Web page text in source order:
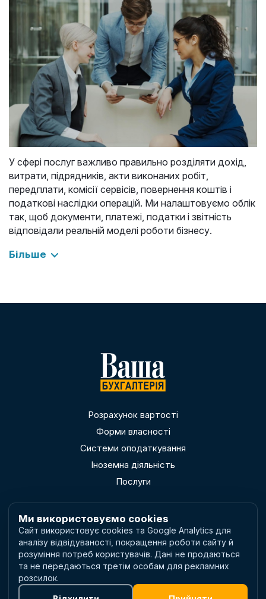
У сфері послуг важливо правильно розділяти дохід,
витрати, підрядників, акти виконаних робіт,
передплати, комісії сервісів, повернення коштів і
податкові наслідки операцій. Ми налаштовуємо облік
так, щоб документи, платежі, податки і звітність
відповідали реальній моделі роботи бізнесу.
Більше
Розрахунок вартості
Форми власності
Системи оподаткування
Іноземна діяльність
Послуги
Політика приватності
Умови використання
Налаштування cookies
Ми використовуємо cookies
Сайт використовує cookies та Google Analytics для
аналізу відвідуваності, покращення роботи сайту й
розуміння потреб користувачів. Дані не продаються
та не передаються третім особам для рекламних
розсилок.